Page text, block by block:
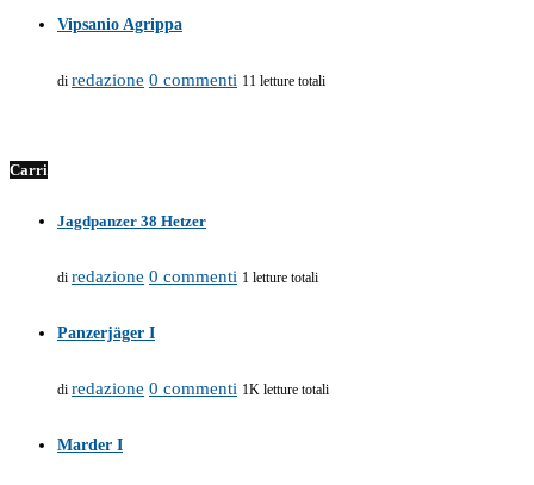
Vipsanio Agrippa
di redazione 0 commenti 11 letture totali
Carri
Jagdpanzer 38 Hetzer
di redazione 0 commenti 1 letture totali
Panzerjäger I
di redazione 0 commenti 1K letture totali
Marder I